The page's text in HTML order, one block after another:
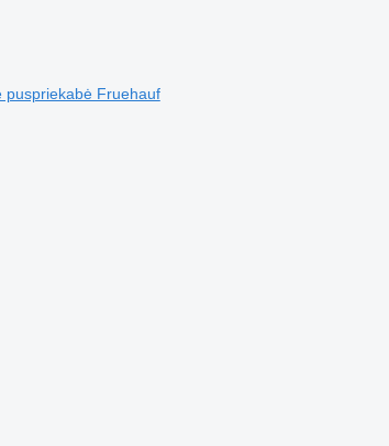
puspriekabė Fruehauf